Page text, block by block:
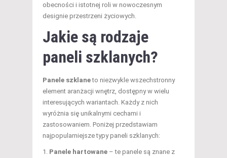
obecności i istotnej roli w nowoczesnym
designie przestrzeni życiowych.
Jakie są rodzaje
paneli szklanych?
Panele szklaneto niezwykle wszechstronny
element aranżacji wnętrz, dostępny w wielu
interesujących wariantach. Każdy z nich
wyróżnia się unikalnymi cechami i
zastosowaniem. Poniżej przedstawiam
najpopularniejsze typy paneli szklanych:
Panele hartowane – te panele są znane z